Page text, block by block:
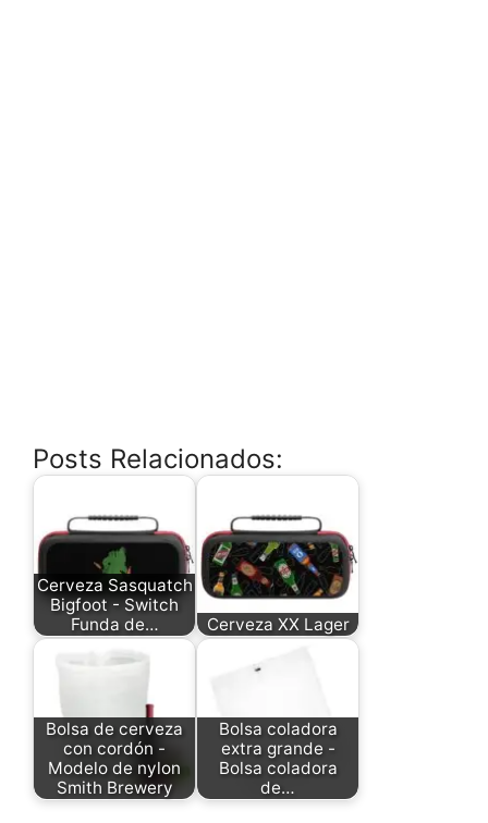
Posts Relacionados:
Cerveza Sasquatch
Bigfoot - Switch
Funda de…
Cerveza XX Lager
Bolsa de cerveza
con cordón -
Modelo de nylon
Smith Brewery
Bolsa coladora
extra grande -
Bolsa coladora
de…